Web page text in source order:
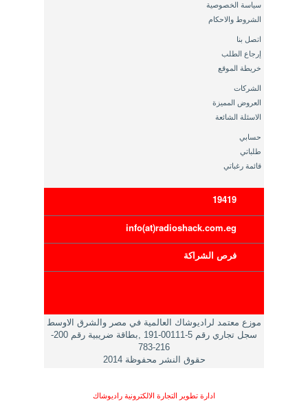
سياسة الخصوصية
الشروط والاحكام
اتصل بنا
إرجاع الطلب
خريطة الموقع
الشركات
العروض المميزة
الاسئلة الشائعة
حسابي
طلباتي
قائمة رغباتي
19419
info(at)radioshack.com.eg
فرص الشراكة
موزع معتمد لراديوشاك العالمية في مصر والشرق الاوسط
سجل تجاري رقم 5-00111-191 ,بطاقة ضريبية رقم 200-
216-783
حقوق النشر محفوظة 2014
ادارة تطوير التجارة الالكترونية راديوشاك